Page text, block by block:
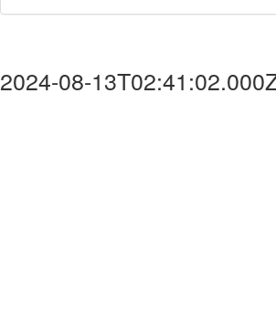
2024-08-